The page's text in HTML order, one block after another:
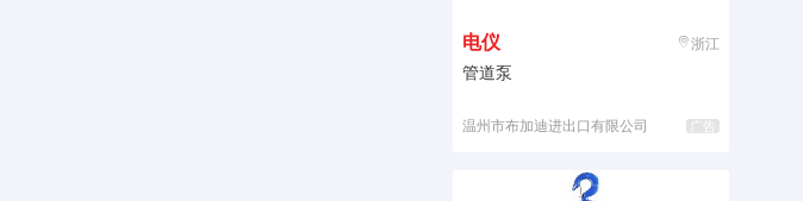
电仪 浙江
管道泵
温州市布加迪进出口有限公司 广告